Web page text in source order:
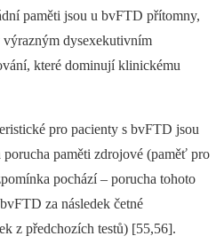
paměti jsou u bvFTD přítomny,
dysexekutivním
které dominují klinickému
pro pacienty s bvFTD jsou
paměti zdrojové (paměť pro
pochází –⁠ porucha tohoto
za následek četné
z předchozích testů) [55,56].